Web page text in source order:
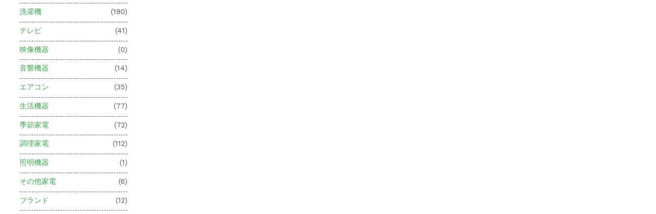
洗濯機 (190)
テレビ (41)
映像機器 (0)
音響機器 (14)
エアコン (35)
生活機器 (77)
季節家電 (72)
調理家電 (112)
照明機器 (1)
その他家電 (6)
ブランド (12)